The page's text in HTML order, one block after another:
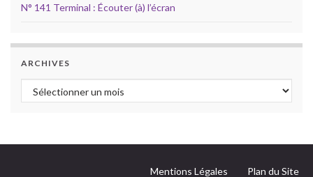
N° 141 Terminal : Écouter (à) l’écran
ARCHIVES
Archives
Mentions Légales Plan du Site